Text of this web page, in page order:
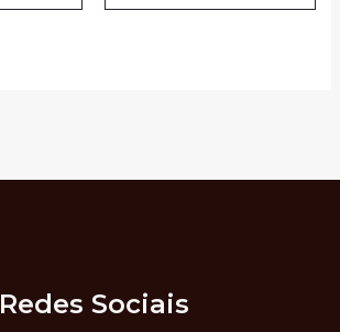
Redes Sociais